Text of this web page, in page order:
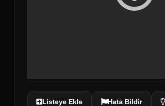
Listeye Ekle Hata Bildir